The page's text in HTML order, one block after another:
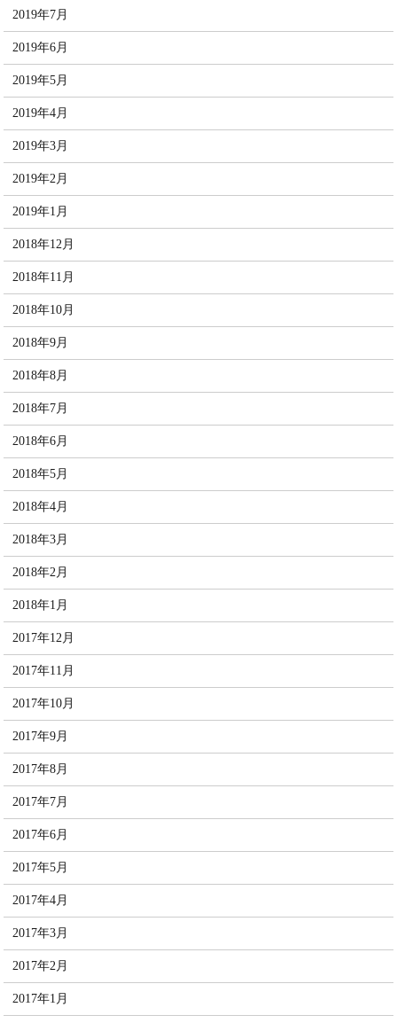
2019年7月
2019年6月
2019年5月
2019年4月
2019年3月
2019年2月
2019年1月
2018年12月
2018年11月
2018年10月
2018年9月
2018年8月
2018年7月
2018年6月
2018年5月
2018年4月
2018年3月
2018年2月
2018年1月
2017年12月
2017年11月
2017年10月
2017年9月
2017年8月
2017年7月
2017年6月
2017年5月
2017年4月
2017年3月
2017年2月
2017年1月